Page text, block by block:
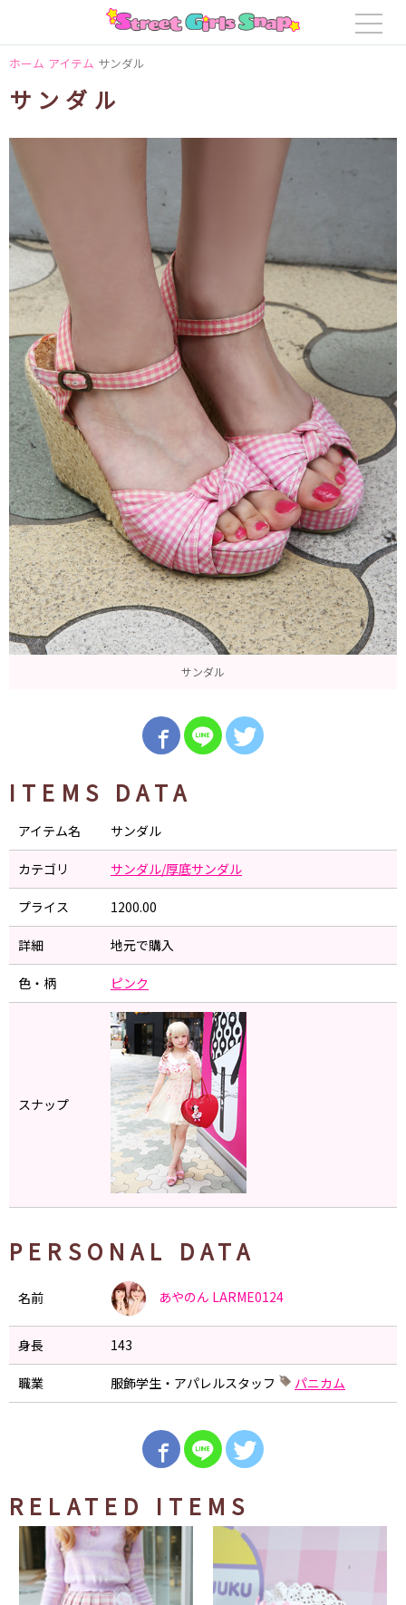
ホーム アイテム サンダル
サンダル
サンダル
ITEMS DATA
アイテム名 サンダル
カテゴリ サンダル/厚底サンダル
プライス 1200.00
詳細 地元で購入
色・柄 ピンク
スナップ
PERSONAL DATA
名前 あやのん LARME0124
身長 143
職業 服飾学生・アパレルスタッフ パニカム
RELATED ITEMS